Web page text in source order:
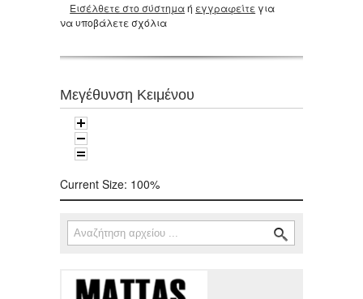
Εισέλθετε στο σύστημαή εγγραφείτε για
να υποβάλετε σχόλια
Μεγέθυνση Κειμένου
Current Size: 100%
Φόρμα αναζήτησης
Αναζήτηση